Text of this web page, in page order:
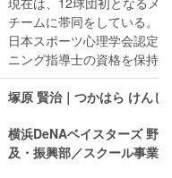
チームに帯同をしている。
日本スポーツ心理学会認定
ニング指導士の資格を保持。
塚原 賢治｜つかはら けんじ
横浜DeNAベイスターズ 野
及・振興部／スクール事業